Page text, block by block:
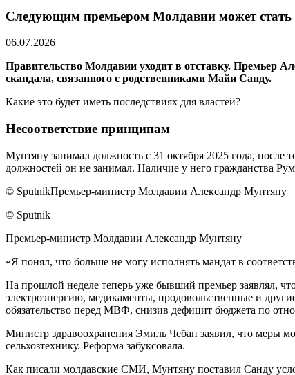
Следующим премьером Молдавии может
06.07.2026
Правительство Молдавии уходит в отставку. Премьер
скандала, связанного с родственниками Майи Санду.
Какие это будет иметь последствиях для властей?
Несоответствие принципам
Мунтяну занимал должность с 31 октября 2025 года,
должностей он не занимал. Наличие у него гражданства
© SputnikПремьер-министр Молдавии Александр Мунтяну
© Sputnik
Премьер-министр Молдавии Александр Мунтяну
«Я понял, что больше не могу исполнять мандат в
На прошлой неделе теперь уже бывший премьер заявлял,
электроэнергию, медикаменты, продовольственные и
обязательство перед МВФ, снизив дефицит бюджета по
Министр здравоохранения Эмиль Чебан заявил, что меры
сельхозтехнику. Реформа забуксовала.
Как писали молдавские СМИ, Мунтяну поставил Санду